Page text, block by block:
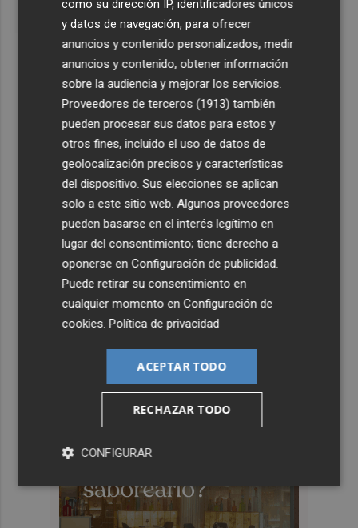
como su dirección IP, identificadores únicos
y datos de navegación, para ofrecer
anuncios y contenido personalizados, medir
anuncios y contenido, obtener información
sobre la audiencia y mejorar los servicios.
Proveedores de terceros (1913) también
pueden procesar sus datos para estos y
otros fines, incluido el uso de datos de
geolocalización precisos y características
del dispositivo. Sus elecciones se aplican
solo a este sitio web. Algunos proveedores
pueden basarse en el interés legítimo en
lugar del consentimiento; tiene derecho a
oponerse enConfiguración de publicidad
Puede retirar su consentimiento en
cualquier momento enConfiguración de
cookies .Política de privacidad
ACEPTAR TODO
RECHAZAR TODO
CONFIGURAR